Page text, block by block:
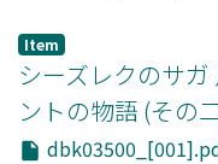
Item
シーズレクのサ
ントの物語 (その